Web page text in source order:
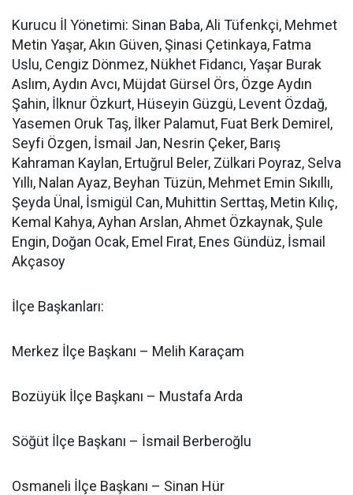
Kurucu İl Yönetimi: Sinan Baba, Ali Tüfenkçi, Mehmet
Metin Yaşar, Akın Güven, Şinasi Çetinkaya, Fatma
Uslu, Cengiz Dönmez, Nükhet Fidancı, Yaşar Burak
Aslım, Aydın Avcı, Müjdat Gürsel Örs, Özge Aydın
Şahin, İlknur Özkurt, Hüseyin Güzgü, Levent Özdağ,
Yasemen Oruk Taş, İlker Palamut, Fuat Berk Demirel,
Seyfi Özgen, İsmail Jan, Nesrin Çeker, Barış
Kahraman Kaylan, Ertuğrul Beler, Zülkari Poyraz, Selva
Yıllı, Nalan Ayaz, Beyhan Tüzün, Mehmet Emin Sıkıllı,
Şeyda Ünal, İsmigül Can, Muhittin Serttaş, Metin Kılıç,
Kemal Kahya, Ayhan Arslan, Ahmet Özkaynak, Şule
Engin, Doğan Ocak, Emel Fırat, Enes Gündüz, İsmail
Akçasoy
İlçe Başkanları:
Merkez İlçe Başkanı – Melih Karaçam
Bozüyük İlçe Başkanı – Mustafa Arda
Söğüt İlçe Başkanı – İsmail Berberoğlu
Osmaneli İlçe Başkanı – Sinan Hür